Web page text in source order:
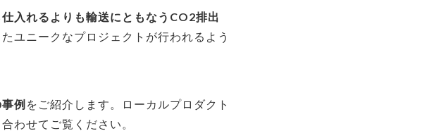
入れるよりも輸送にともなうCO2排出
ユニークなプロジェクトが行われるよう
例をご紹介します。ローカルプロダクト
わせてご覧ください。